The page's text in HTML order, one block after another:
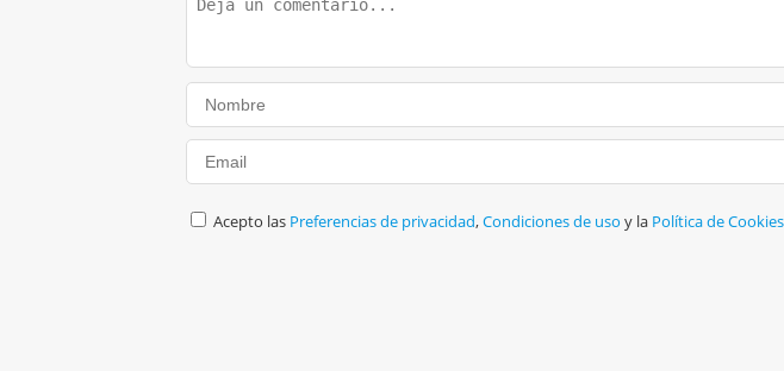
Acepto las Preferencias de privacidad,Condiciones de uso y la Política de Cookies